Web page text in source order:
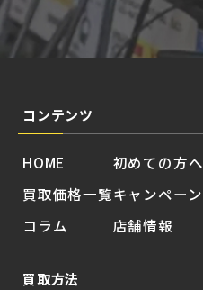
コンテンツ
HOME
買取価格一覧
コラム
初めての方へ
キャンペーン
店舗情報
買取方法